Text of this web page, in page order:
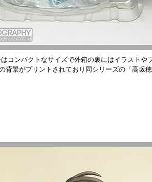
コンパクトなサイズで外箱の裏にはイラストや
背景がプリントされており同シリーズの「高坂